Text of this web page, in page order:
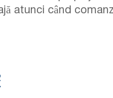
atunci când